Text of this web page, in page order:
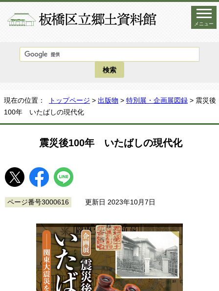
メニュー
現在の位置： トップページ > 出版物 > 特別展・企画展図録 > 震災後
100年 いたばしの現代化
震災後100年 いたばしの現代化
ページ番号3000616 更新日 2023年10月7日